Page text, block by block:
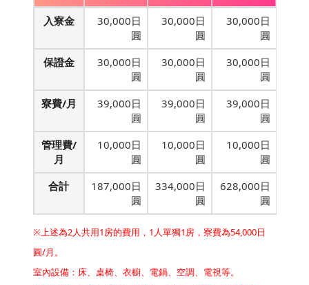
入寮金
30,000日
圓
30,000日
圓
30,000日
圓
保證金
30,000日
圓
30,000日
圓
30,000日
圓
寮費/月
39,000日
圓
39,000日
圓
39,000日
圓
管理費/
月
10,000日
圓
10,000日
圓
10,000日
圓
合計
187,000日
圓
334,000日
圓
628,000日
圓
※上述為2人共用1房的費用，1人單獨1房，寮費為54,000日
圓/月。
室內設備：床、桌椅、衣櫥、電鍋、空調、電視等。